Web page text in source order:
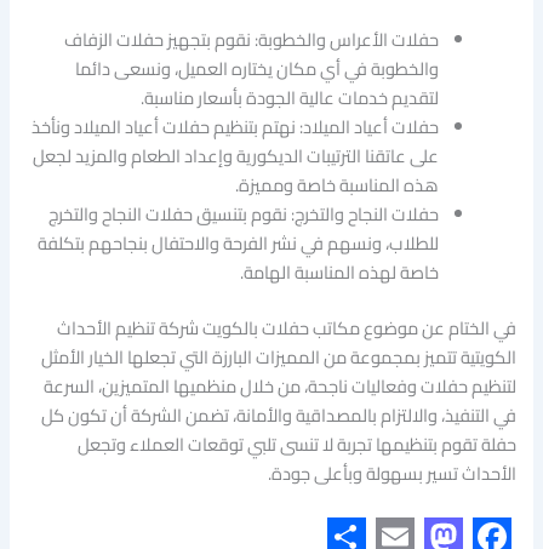
حفلات الأعراس والخطوبة: نقوم بتجهيز حفلات الزفاف
والخطوبة في أي مكان يختاره العميل، ونسعى دائما
لتقديم خدمات عالية الجودة بأسعار مناسبة.
حفلات أعياد الميلاد: نهتم بتنظيم حفلات أعياد الميلاد ونأخذ
على عاتقنا الترتيبات الديكورية وإعداد الطعام والمزيد لجعل
هذه المناسبة خاصة ومميزة.
حفلات النجاح والتخرج: نقوم بتنسيق حفلات النجاح والتخرج
للطلاب، ونسهم في نشر الفرحة والاحتفال بنجاحهم بتكلفة
خاصة لهذه المناسبة الهامة.
في الختام عن موضوع مكاتب حفلات بالكويت شركة تنظيم الأحداث
الكويتية تتميز بمجموعة من المميزات البارزة التي تجعلها الخيار الأمثل
لتنظيم حفلات وفعاليات ناجحة، من خلال منظميها المتميزين، السرعة
في التنفيذ، والالتزام بالمصداقية والأمانة، تضمن الشركة أن تكون كل
حفلة تقوم بتنظيمها تجربة لا تنسى تلبي توقعات العملاء وتجعل
الأحداث تسير بسهولة وبأعلى جودة.